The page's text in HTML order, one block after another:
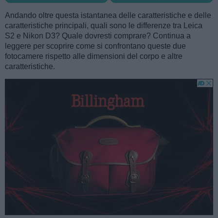
Andando oltre questa istantanea delle caratteristiche e delle
caratteristiche principali, quali sono le differenze tra Leica
S2 e Nikon D3? Quale dovresti comprare? Continua a
leggere per scoprire come si confrontano queste due
fotocamere rispetto alle dimensioni del corpo e altre
caratteristiche.